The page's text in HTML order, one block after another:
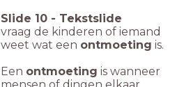
Slide 10 - Tekstslide
vraag de kinderen of iemand
weet wat een ontmoeting is.
Een ontmoeting is wanneer
mensen of dingen elkaar